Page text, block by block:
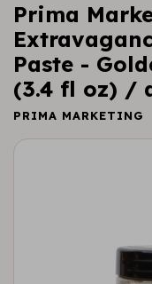
Prima
Paste -
(3.4 fl oz) /
PRIMA MARKETING